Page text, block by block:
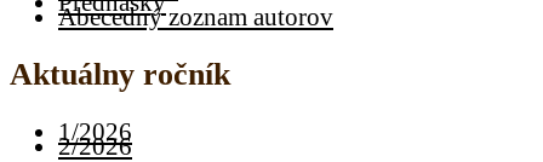
Abecedný zoznam autorov
Aktuálny ročník
1/2026
2/2026